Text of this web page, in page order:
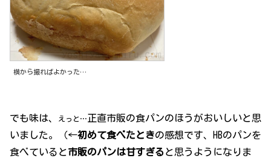
横から撮ればよかった…
でも味は、 えっと…正直市販の食パンのほうがおいしいと思
いました。（←初めて食べたときの感想です、HBのパンを
食べていると市販のパンは甘すぎる と思うようになりま